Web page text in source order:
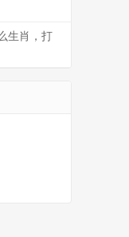
生肖，打